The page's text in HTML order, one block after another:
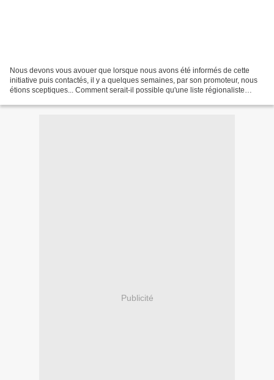
Nous devons vous avouer que lorsque nous avons été informés de cette
initiative puis contactés, il y a quelques semaines, par son promoteur, nous
étions sceptiques... Comment serait-il possible qu'une liste régionaliste
Publicité